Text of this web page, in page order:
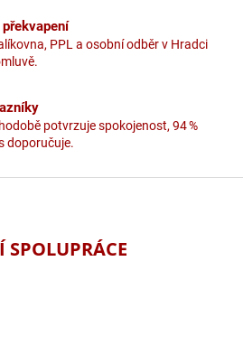
y
v
u
PPL a osobní odběr v Hradci
potvrzuje spokojenost, 94 %
doporučuje.